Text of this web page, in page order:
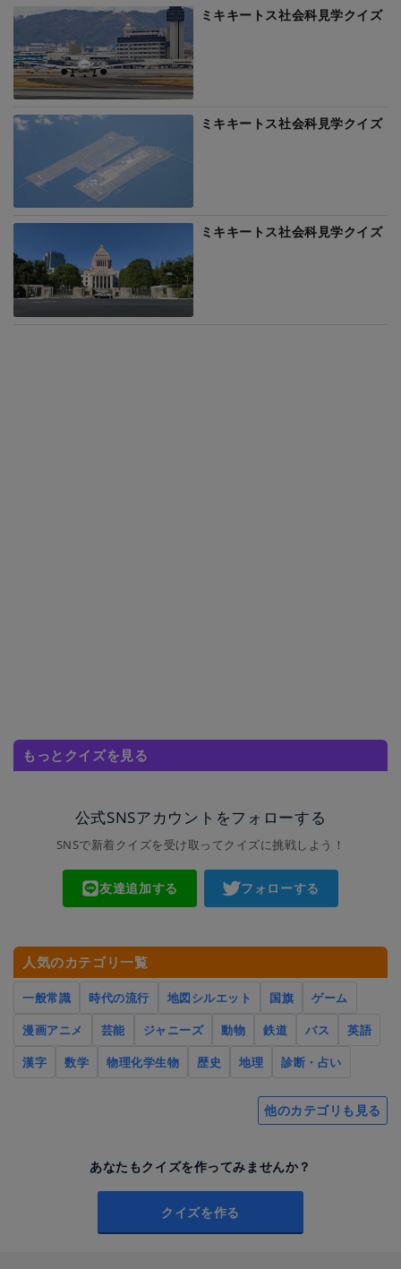
ミキキートス社会科見学クイズ
ミキキートス社会科見学クイズ
ミキキートス社会科見学クイズ
もっとクイズを見る
公式SNSアカウントをフォローする
SNSで新着クイズを受け取ってクイズに挑戦しよう！
友達追加する フォローする
人気のカテゴリ一覧
一般常識 時代の流行 地図シルエット 国旗
ゲーム
漫画アニメ
芸能 ジャニーズ 動物 鉄道 バス
英語
漢字
数学 物理化学生物 歴史 地理 診断・占い
他のカテゴリも見る
あなたもクイズを作ってみませんか？
クイズを作る